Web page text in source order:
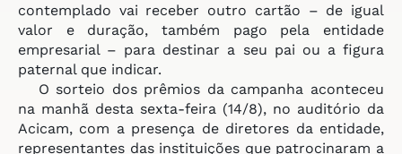
contemplado vai receber outro cartão – de igual
valor e duração, também pago pela entidade
empresarial – para destinar a seu pai ou a figura
paternal que indicar.
O sorteio dos prêmios da campanha aconteceu
na manhã desta sexta-feira (14/8), no auditório da
Acicam, com a presença de diretores da entidade,
representantes das instituições que patrocinaram a